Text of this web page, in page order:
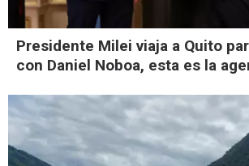
Presidente Milei viaja a Quito
con Daniel Noboa, esta es la